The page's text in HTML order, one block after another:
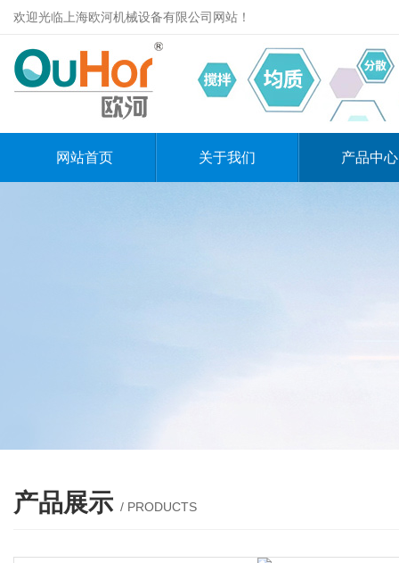
欢迎光临上海欧河机械设备有限公司网站！
网站首页 关于我们 产品中心
产品展示 / PRODUCTS